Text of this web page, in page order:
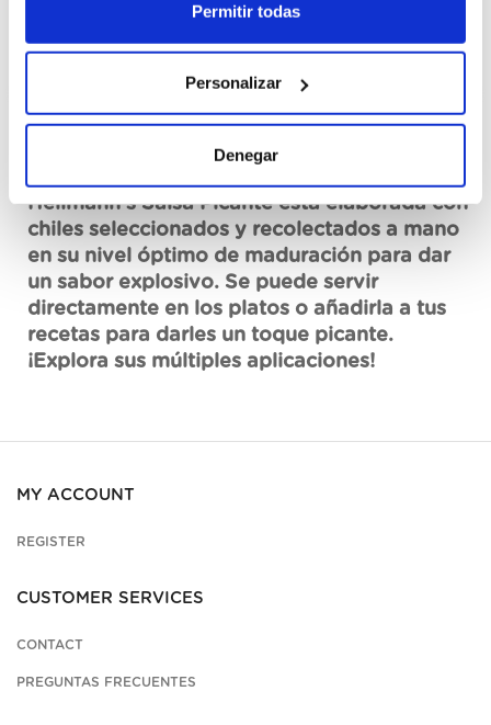
Permitir todas
Personalizar
Denegar
See data sheet
Hellmann’s Salsa Picante está elaborada con
chiles seleccionados y recolectados a mano
en su nivel óptimo de maduración para dar
un sabor explosivo. Se puede servir
directamente en los platos o añadirla a tus
recetas para darles un toque picante.
¡Explora sus múltiples aplicaciones!
MY ACCOUNT
REGISTER
CUSTOMER SERVICES
CONTACT
PREGUNTAS FRECUENTES